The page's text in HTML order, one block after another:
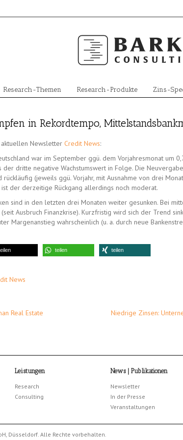
Research-Themen Research-Produkte Zins-
in Rekordtempo,
Newsletter Credit News:
war im September ggü. dem Vorjahresmonat um
dritte negative Wachstumswert in Folge. Die
(jeweils ggü. Vorjahr, mit Ausnahme von drei
der derzeitige Rückgang allerdings noch moderat.
sind in den letzten drei Monaten weiter gesunken. Bei
Ausbruch Finanzkrise). Kurzfristig wird sich der Trend
Margenanstieg wahrscheinlich (u. a. durch neue
teilen teilen
News
Real Estate
Niedrige Zinsen:
Leistungen
Research
Consulting
News | Publikationen
Newsletter
In der Presse
Veranstaltungen
Düsseldorf. Alle Rechte vorbehalten.